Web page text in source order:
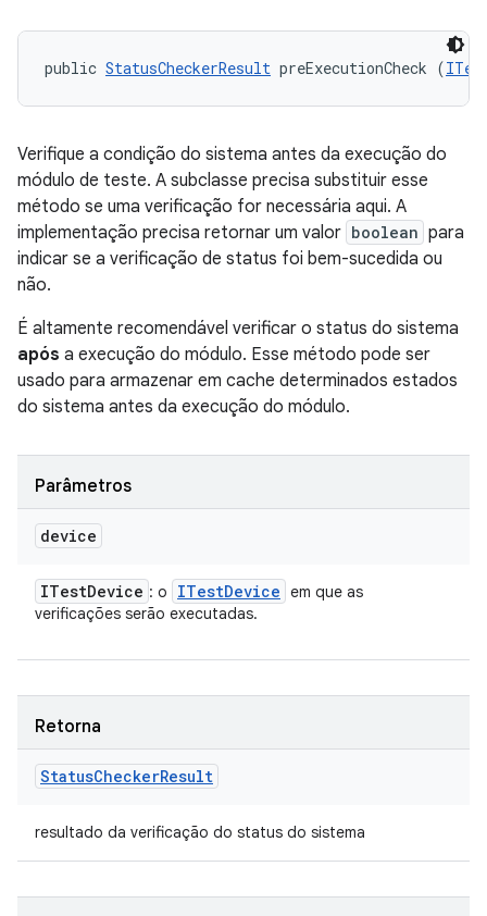
public StatusCheckerResult preExecutionCheck (
Verifique a condição do sistema antes da execução do
módulo de teste. A subclasse precisa substituir esse
método se uma verificação for necessária aqui. A
implementação precisa retornar um valor boolean para
indicar se a verificação de status foi bem-sucedida ou
não.
É altamente recomendável verificar o status do sistema
após a execução do módulo. Esse método pode ser
usado para armazenar em cache determinados estados
do sistema antes da execução do módulo.
Parâmetros
device
ITestDevice : o ITestDevice em que as
verificações serão executadas.
Retorna
StatusCheckerResult
resultado da verificação do status do sistema